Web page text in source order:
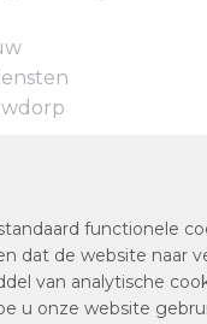
functionele
dat de website naar
van analytische
u onze website